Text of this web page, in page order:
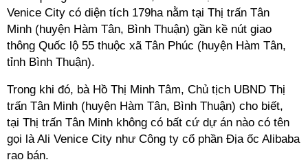
Venice City có diện tích 179ha nằm tại Thị trấn Tân
Minh (huyện Hàm Tân, Bình Thuận) gần kề nút giao
thông Quốc lộ 55 thuộc xã Tân Phúc (huyện Hàm Tân,
tỉnh Bình Thuận).
Trong khi đó, bà Hồ Thị Minh Tâm, Chủ tịch UBND Thị
trấn Tân Minh (huyện Hàm Tân, Bình Thuận) cho biết,
tại Thị trấn Tân Minh không có bất cứ dự án nào có tên
gọi là Ali Venice City như Công ty cổ phần Địa ốc Alibaba
rao bán.